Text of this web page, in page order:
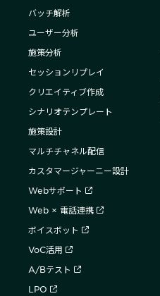
バッチ解析
ユーザー分析
施策分析
セッションリプレイ
クリエイティブ作成
シナリオテンプレート
施策設計
マルチチャネル配信
カスタマージャーニー設計
Webサポート
Web × 電話連携
ボイスボット
VoC活用
A/Bテスト
LPO